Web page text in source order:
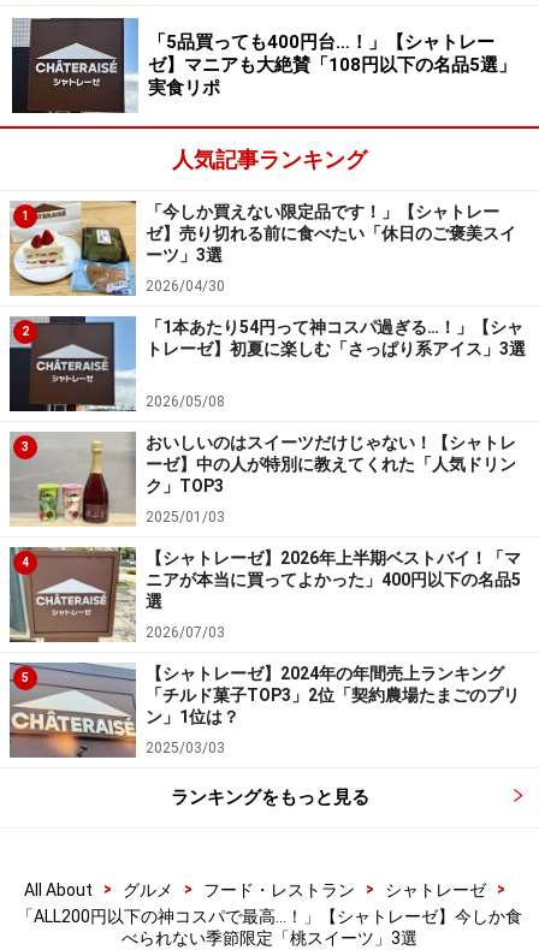
キの季節限定フレーバーです。
白桃の爽やかな味わいが口いっぱいに広がって美味！
山梨県産の白桃の果肉をダイス状にカットして使用。た
っぷりのカスタードクリーム入り白桃風味ホイップクリ
ームと共に、ふんわりとしたスポンジ生地で巻き上げて
います。
桃の果肉と甘さ控えめのクリームは相性抜群！
食べてみると、クリームがたっぷり入っているにもかか
わらず、甘さは控えめで後味はすっきり！ ジューシーな
白桃の果肉のおいしさが口いっぱいに広がり、爽やかな
味わいを楽しめます。
ロール生地は厚みがありながらもふわふわと軽く、最後
まで飽きずに食べられるのも魅力。桃の風味を存分に味
わえる、この時季だけのロールケーキです。
3. 「やわらか氷バー 山梨県産白桃」1本97
円
「やわらか氷バー 山梨県産白桃」1本97円／6本入496円（税
最後に紹介するのは、「やわらか氷バー 山梨県産白桃」
1本97円／6本入496円（税込）。アイスでも白桃のおい
「5品買っても400円台…！」【シャトレー
ゼ】マニアも大絶賛「108円以下の名品5選」
実食リポ
人気記事ランキング
1
「今しか買えない限定品です！」【シャトレー
ゼ】売り切れる前に食べたい「休日のご褒美スイ
ーツ」3選
2026/04/30
2
「1本あたり54円って神コスパ過ぎる…！」【シャ
トレーゼ】初夏に楽しむ「さっぱり系アイス」3選
2026/05/08
3
おいしいのはスイーツだけじゃない！【シャトレ
ーゼ】中の人が特別に教えてくれた「人気ドリン
ク」TOP3
2025/01/03
4
【シャトレーゼ】2026年上半期ベストバイ！「マ
ニアが本当に買ってよかった」400円以下の名品5
選
2026/07/03
5
【シャトレーゼ】2024年の年間売上ランキング
「チルド菓子TOP3」2位「契約農場たまごのプリ
ン」1位は？
2025/03/03
ランキングをもっと見る
All About > グルメ > フード・レストラン > シャトレーゼ
>
「ALL200円以下の神コスパで最高…！」【シャトレーゼ】今しか食
べられない季節限定「桃スイーツ」3選